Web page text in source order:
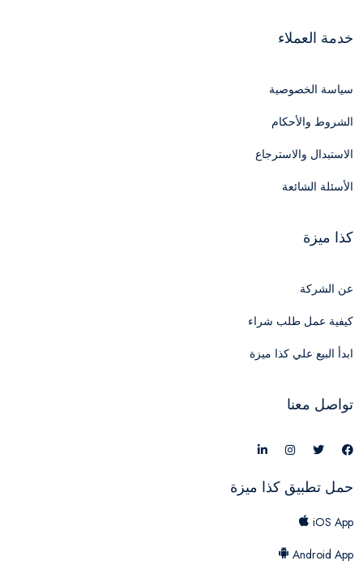
خدمة العملاء
سياسة الخصوصية
الشروط والأحكام
الاستبدال والاسترجاع
الأسئلة الشائعة
كذا ميزة
عن الشركة
كيفية عمل طلب شراء
ابدأ البيع علي كذا ميزة
تواصل معنا
حمل تطبيق كذا ميزة
iOS App
Android App